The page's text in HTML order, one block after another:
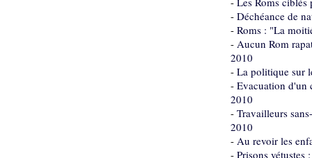
- Déchéance de
- Roms : "La
- Aucun Rom
2010
- La politique sur
- Evacuation d'un
2010
- Travailleurs
2010
- Au revoir les
- Prisons vétustes